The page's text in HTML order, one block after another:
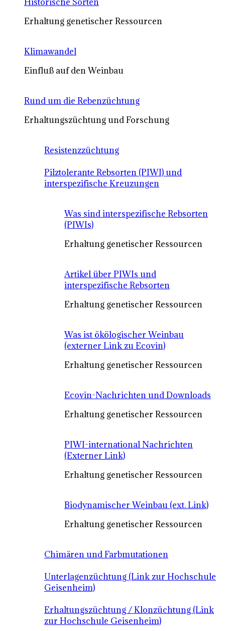
Erhaltung genetischer Ressourcen
Klimawandel
Einfluß auf den Weinbau
Rund um die Rebenzüchtung
Erhaltungszüchtung und Forschung
Resistenzzüchtung
Pilztolerante Rebsorten (PIWI) und
interspezifische Kreuzungen
Was sind interspezifische Rebsorten
(PIWIs)
Erhaltung genetischer Ressourcen
Artikel über PIWIs und
interspezifische Rebsorten
Erhaltung genetischer Ressourcen
Was ist ökölogischer Weinbau
(externer Link zu Ecovin)
Erhaltung genetischer Ressourcen
Ecovin-Nachrichten und Downloads
Erhaltung genetischer Ressourcen
PIWI-international Nachrichten
(Externer Link)
Erhaltung genetischer Ressourcen
Biodynamischer Weinbau (ext. Link)
Erhaltung genetischer Ressourcen
Chimären und Farbmutationen
Unterlagenzüchtung (Link zur Hochschule
Geisenheim)
Erhaltungszüchtung / Klonzüchtung (Link
zur Hochschule Geisenheim)